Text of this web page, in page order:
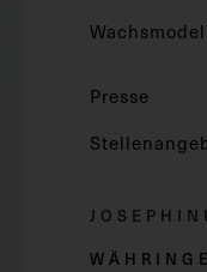
Presse